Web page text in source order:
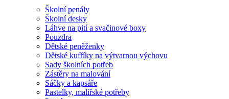
Školní penály
Školní desky
Láhve na pití a svačinové boxy
Pouzdra
Dětské peněženky
Dětské kufříky na výtvarnou výchovu
Sady školních potřeb
Zástěry na malování
Sáčky a kapsáře
Pastelky, malířské potřeby